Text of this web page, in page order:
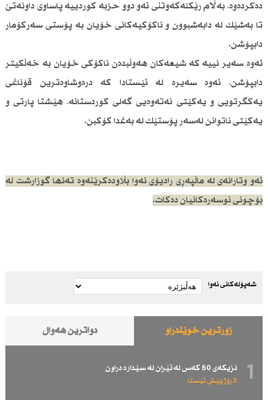
دەكردەوە، بەڵام رێكنەكەوتنی ئەو دوو حزبە كوردییە پاساوی داونەتێ
تا بەشێك لە دابەشبوون و ناكۆكیەكانی خۆیان بە پۆستی سەركۆمار
دابپۆشن.
ئەوە سەیر نییە كە شیعەكان هەوڵبدەن ناكۆكی خۆیان بە خەڵكیتر
دابپۆشن، ئەوە سەیرە لە ئێستادا كە درەوشاوەترین قۆناغی
یەكگرتویی و یەكێتی نەتەوەیی گەلی كوردستانە، هێشتا پارتی و
یەكێتی ناتوانن لەسەر پۆستێك لە بەغدا كۆكبن.
ئەو وتارانەی لە ماڵپەڕی رادیۆی نەوا بڵاودەكرێنەوە تەنها گوزارشت لە
بۆچونی نوسەرەكانیان دەكات.
شەپۆلەکانی نەوا
زۆرترین خوێندراو دواترین هەواڵ
1 نزیكەی 50 كەس لە ئێران لە سێدارە دراون
3 رۆژ پێش ئێستا